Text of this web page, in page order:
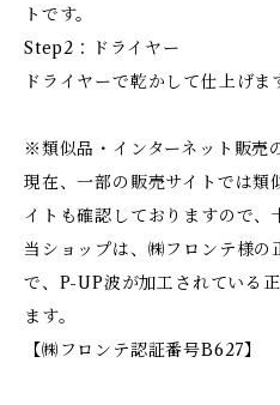
トです。
Step2：ドライヤー
ドライヤーで乾かして仕上げま
※類似品・インターネット販売
現在、一部の販売サイトでは類
イトも確認しておりますので、
当ショップは、㈱フロンテ様の
で、P-UP波が加工されている
ます。
【㈱フロンテ認証番号B627】